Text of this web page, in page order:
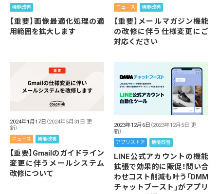
機能改善
【重要】画像最適化処理の適
用範囲を拡大します
ニュース 機能改善
【重要】メールマガジン機能
の改修に伴う仕様変更にご
対応ください
2024年1月17日 （2024年5月31日 更
新）
ニュース 機能改善
【重要】Gmailのガイドライン
変更に伴うメールシステム
改修について
2023年12月6日 （2023年12月5日 更
新）
アプリストア 機能改善
LINE公式アカウントの機能
拡張で効果的に販促！問い合
わせコスト削減も叶う「DMM
チャットブースト」がアプリ